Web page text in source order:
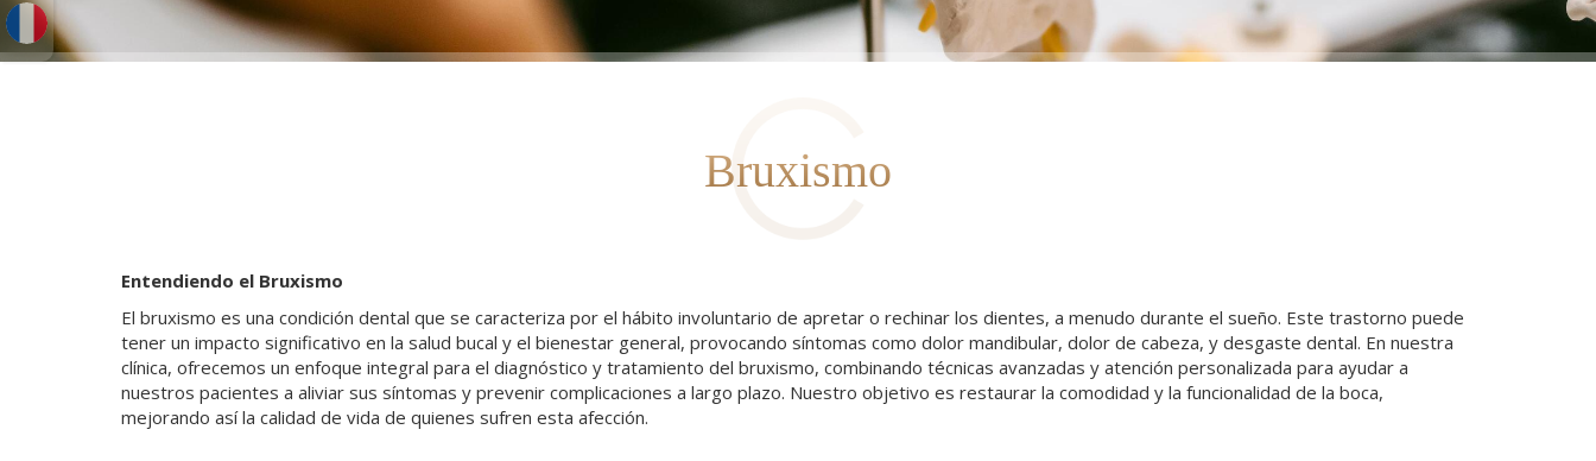
Bruxismo
Entendiendo el Bruxismo
El bruxismo es una condición dental que se caracteriza por el hábito involuntario de apretar o rechinar los dientes, a menudo durante el sueño. Este trastorno puede
tener un impacto significativo en la salud bucal y el bienestar general, provocando síntomas como dolor mandibular, dolor de cabeza, y desgaste dental. En nuestra
clínica, ofrecemos un enfoque integral para el diagnóstico y tratamiento del bruxismo, combinando técnicas avanzadas y atención personalizada para ayudar a
nuestros pacientes a aliviar sus síntomas y prevenir complicaciones a largo plazo. Nuestro objetivo es restaurar la comodidad y la funcionalidad de la boca,
mejorando así la calidad de vida de quienes sufren esta afección.